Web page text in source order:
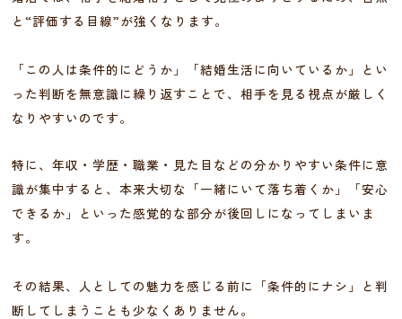
と“評価する目線”が強くなります。
「この人は条件的にどうか」「結婚生活に向いているか」とい
った判断を無意識に繰り返すことで、相手を見る視点が厳しく
なりやすいのです。
特に、年収・学歴・職業・見た目などの分かりやすい条件に意
識が集中すると、本来大切な「一緒にいて落ち着くか」「安心
できるか」といった感覚的な部分が後回しになってしまいま
す。
その結果、人としての魅力を感じる前に「条件的にナシ」と判
断してしまうことも少なくありません。